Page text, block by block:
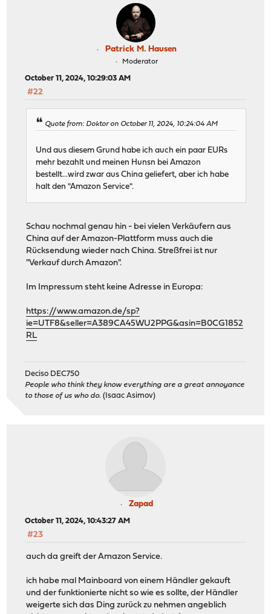
Patrick M. Hausen
Moderator
October 11, 2024, 10:29:03 AM
#22
Quote from: Doktor on October 11, 2024, 10:24:04 AM
Und aus diesem Grund habe ich auch ein paar EURs
mehr bezahlt und meinen Hunsn bei Amazon
bestellt...wird zwar aus China geliefert, aber ich habe
halt den "Amazon Service".
Schau nochmal genau hin - bei vielen Verkäufern aus
China auf der Amazon-Plattform muss auch die
Rücksendung wieder nach China. Streßfrei ist nur
"Verkauf durch Amazon".
Im Impressum steht keine Adresse in Europa:
https://www.amazon.de/sp?
ie=UTF8&seller=A389CA45WU2PPG&asin=B0CG1852
RL
Deciso DEC750
People who think they know everything are a great annoyance
to those of us who do. (Isaac Asimov)
Zapad
October 11, 2024, 10:43:27 AM
#23
auch da greift der Amazon Service.
ich habe mal Mainboard von einem Händler gekauft
und der funktionierte nicht so wie es sollte, der Händler
weigerte sich das Ding zurück zu nehmen angeblich